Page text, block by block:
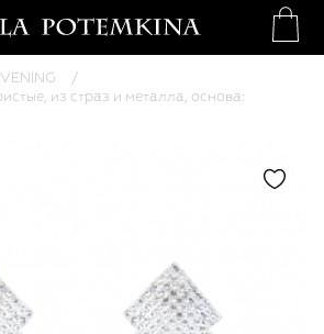
из страз и металла, основа: